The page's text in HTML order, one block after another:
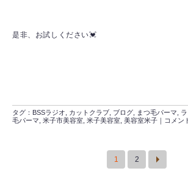
是非、お試しください💓
タグ： BSSラジオ カットクラブ ブログ まつ毛パーマ
毛パーマ 米子市美容室 米子美容室 美容室米子 ｜ コメン
1 2